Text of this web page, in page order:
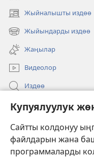
Купуялуулук
Сайтты колдонуу
файлдарын жана
программаларды
Жыйналышты издөө
(жаңы
терезе
ачат)
Жыйындарды издөө
(жаңы
терезе
ачат)
Жаңылар
Видеолор
Издөө
Бийлик өкүлдөрү
(жаңы